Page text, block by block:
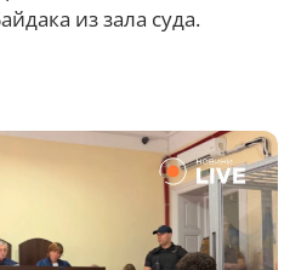
из зала суда.